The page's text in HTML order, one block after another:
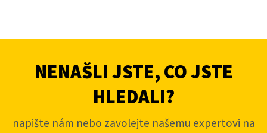
NENAŠLI JSTE, CO JSTE
HLEDALI?
napište nám nebo zavolejte našemu expertovi na